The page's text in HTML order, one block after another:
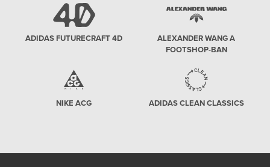
ADIDAS FUTURECRAFT 4D
ALEXANDER WANG A
FOOTSHOP-BAN
NIKE ACG ADIDAS CLEAN CLASSICS